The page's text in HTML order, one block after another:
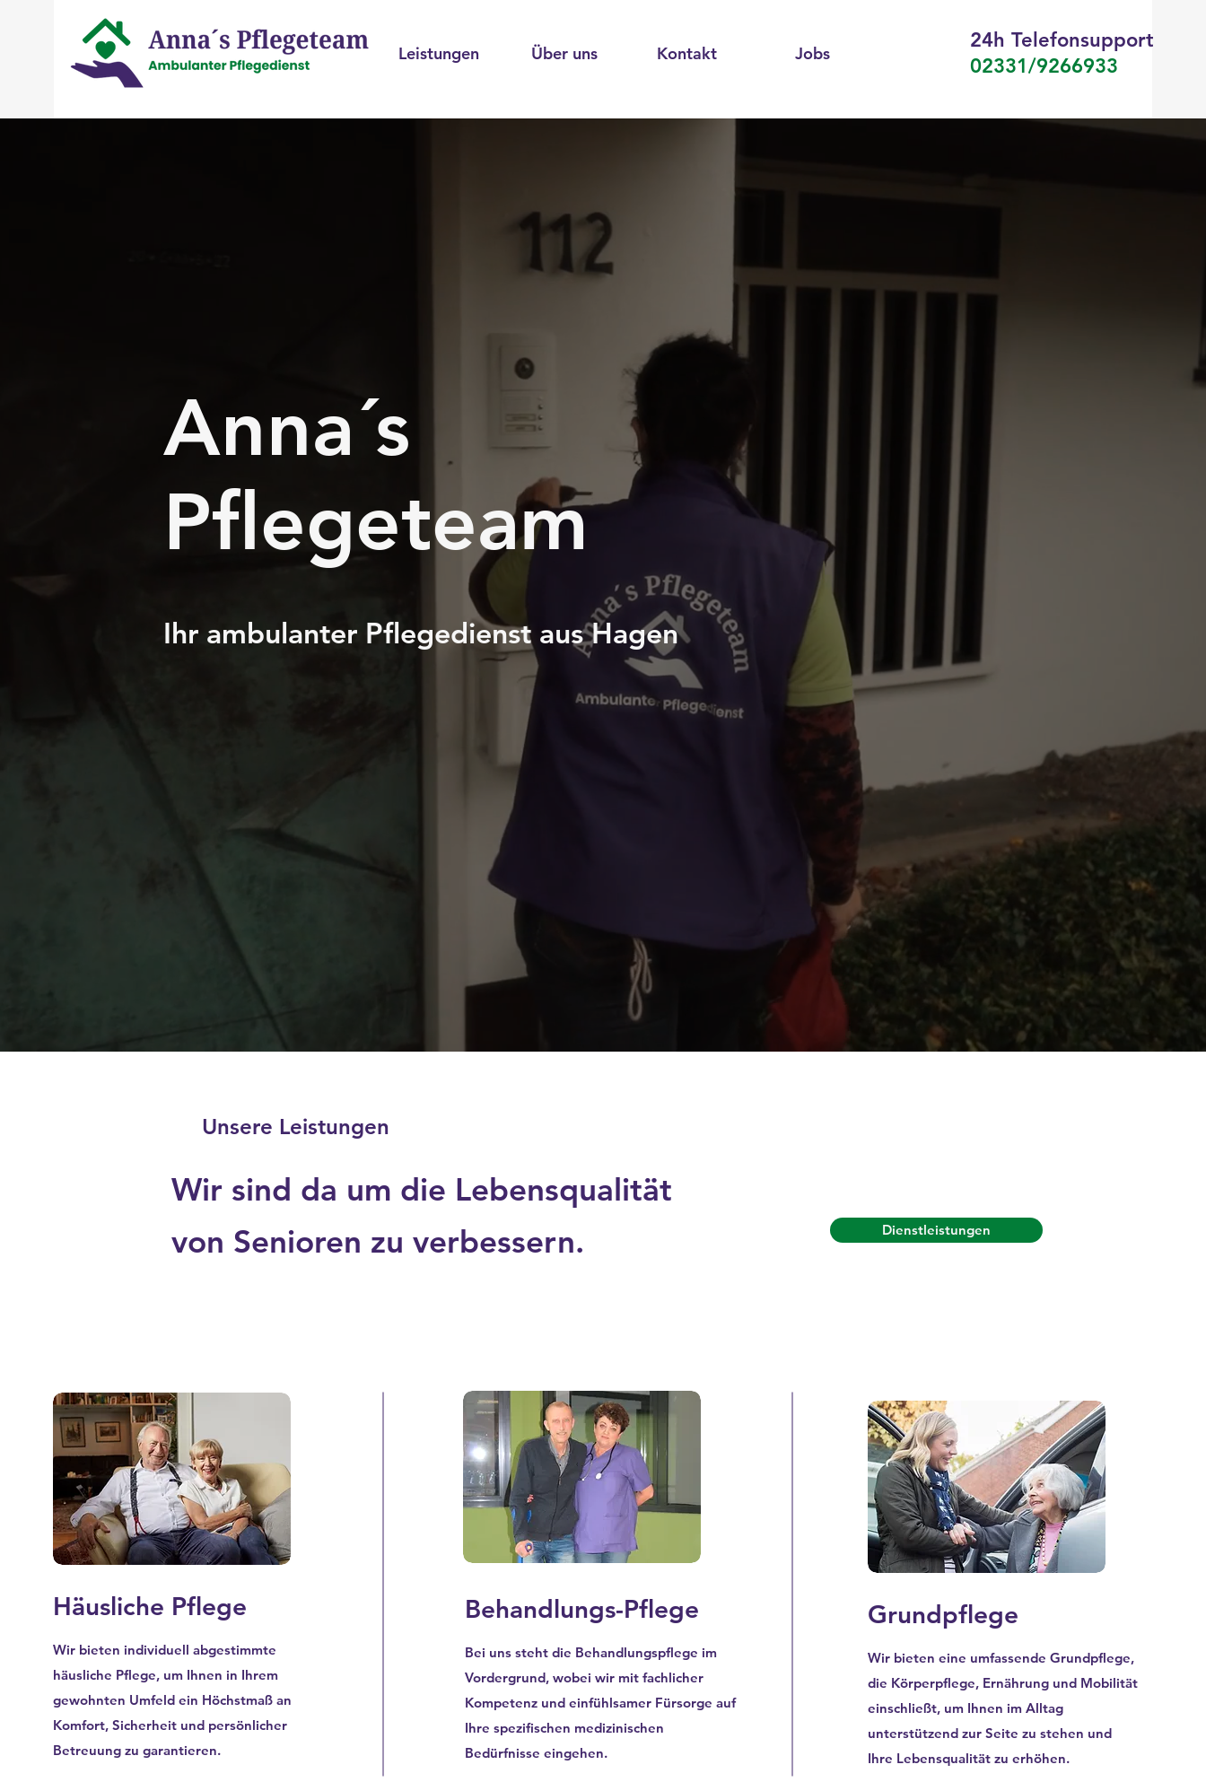
Leistungen Über uns Kontakt Jobs
24h Telefonsupport
02331/9266933
Anna´s
Pflegeteam
Ihr ambulanter Pflegedienst aus Hagen
Unsere Leistungen
Wir sind da um die Lebensqualität
von Senioren zu verbessern.
Dienstleistungen
Häusliche Pflege Behandlungs-Pflege Grundpflege
Wir bieten individuell abgestimmte
häusliche Pflege, um Ihnen in Ihrem
gewohnten Umfeld ein Höchstmaß an
Komfort, Sicherheit und persönlicher
Betreuung zu garantieren.
Bei uns steht die Behandlungspflege im
Vordergrund, wobei wir mit fachlicher
Kompetenz und einfühlsamer Fürsorge auf
Ihre spezifischen medizinischen
Bedürfnisse eingehen.
Wir bieten eine umfassende Grundpflege,
die Körperpflege, Ernährung und Mobilität
einschließt, um Ihnen im Alltag
unterstützend zur Seite zu stehen und
Ihre Lebensqualität zu erhöhen.